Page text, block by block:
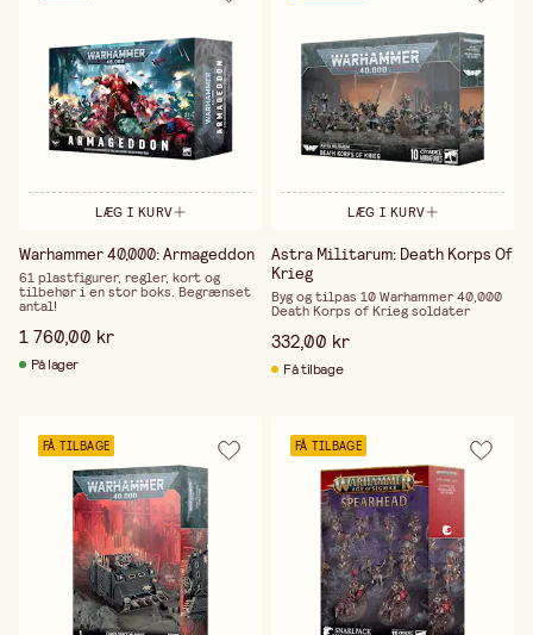
LÆG I KURV
Warhammer 40,000: Armageddon
61 plastfigurer, regler, kort og
tilbehør i en stor boks. Begrænset
antal!
1 760,00 kr
På lager
LÆG I KURV
Astra Militarum: Death Korps Of
Krieg
Byg og tilpas 10 Warhammer 40,000
Death Korps of Krieg soldater
332,00 kr
Få tilbage
FÅ TILBAGE FÅ TILBAGE